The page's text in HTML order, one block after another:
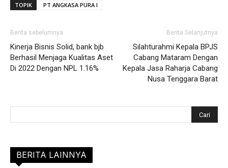
TOPIK PT ANGKASA PURA I
Berita sebelumnya
Kinerja Bisnis Solid, bank bjb
Berhasil Menjaga Kualitas Aset
Di 2022 Dengan NPL 1.16%
Berita Selanjutnya
Silahturahmi Kepala BPJS
Cabang Mataram Dengan
Kepala Jasa Raharja Cabang
Nusa Tenggara Barat
BERITA LAINNYA